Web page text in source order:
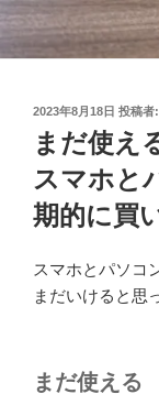
投
日:
2023年8月18日 投稿者:
まだ使え
スマホと
期的に買
スマホとパソコ
まだいけると思
まだ使える